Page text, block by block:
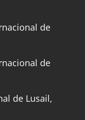
de
de
de Lusail,